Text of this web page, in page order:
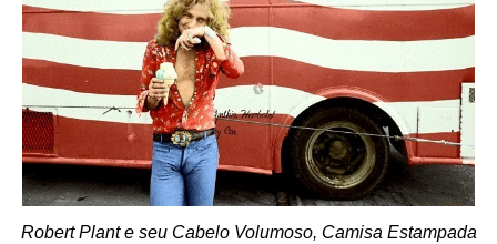
Robert Plant e seu Cabelo Volumoso, Camisa Estampada